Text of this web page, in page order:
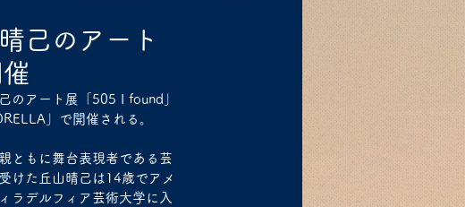
己のアート
催
のアート展「505 I found」
」で開催される。
ともに舞台表現者である芸
けた丘山晴己は14歳でアメ
ラデルフィア芸術大学に入